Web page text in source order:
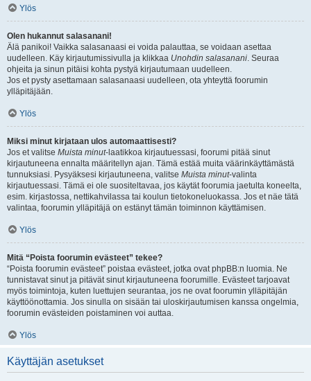
Ylös
Olen hukannut salasanani!
Älä panikoi! Vaikka salasanaasi ei voida palauttaa, se voidaan asettaa
uudelleen. Käy kirjautumissivulla ja klikkaa Unohdin salasanani. Seuraa
ohjeita ja sinun pitäisi kohta pystyä kirjautumaan uudelleen.
Jos et pysty asettamaan salasanaasi uudelleen, ota yhteyttä foorumin
ylläpitäjään.
Ylös
Miksi minut kirjataan ulos automaattisesti?
Jos et valitse Muista minut-laatikkoa kirjautuessasi, foorumi pitää sinut
kirjautuneena ennalta määritellyn ajan. Tämä estää muita väärinkäyttämästä
tunnuksiasi. Pysyäksesi kirjautuneena, valitse Muista minut-valinta
kirjautuessasi. Tämä ei ole suositeltavaa, jos käytät foorumia jaetulta koneelta,
esim. kirjastossa, nettikahvilassa tai koulun tietokoneluokassa. Jos et näe tätä
valintaa, foorumin ylläpitäjä on estänyt tämän toiminnon käyttämisen.
Ylös
Mitä “Poista foorumin evästeet” tekee?
“Poista foorumin evästeet” poistaa evästeet, jotka ovat phpBB:n luomia. Ne
tunnistavat sinut ja pitävät sinut kirjautuneena foorumille. Evästeet tarjoavat
myös toimintoja, kuten luettujen seurantaa, jos ne ovat foorumin ylläpitäjän
käyttöönottamia. Jos sinulla on sisään tai uloskirjautumisen kanssa ongelmia,
foorumin evästeiden poistaminen voi auttaa.
Ylös
Käyttäjän asetukset